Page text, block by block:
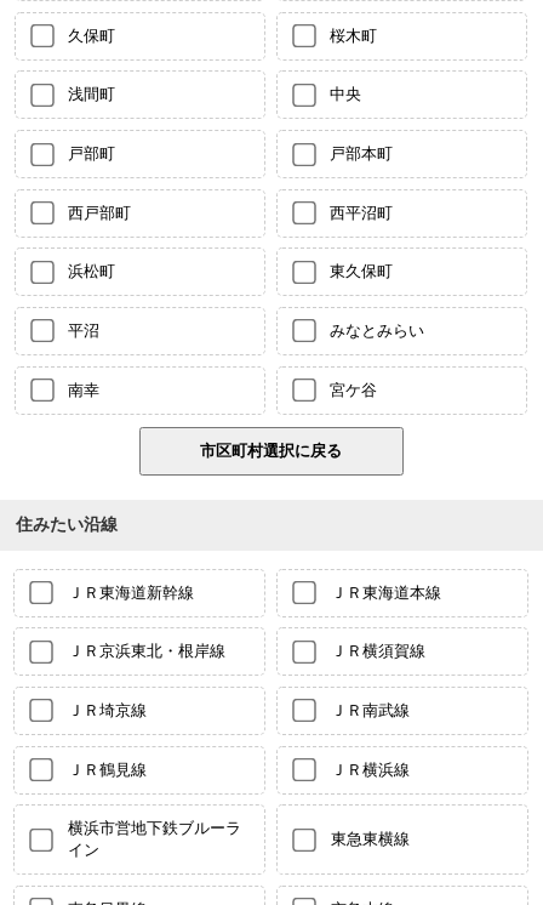
久保町 桜木町
浅間町 中央
戸部町 戸部本町
西戸部町 西平沼町
浜松町 東久保町
平沼 みなとみらい
南幸 宮ケ谷
住みたい沿線
ＪＲ東海道新幹線 ＪＲ東海道本線
ＪＲ京浜東北・根岸線 ＪＲ横須賀線
ＪＲ埼京線 ＪＲ南武線
ＪＲ鶴見線 ＪＲ横浜線
横浜市営地下鉄ブルーラ
イン
東急東横線